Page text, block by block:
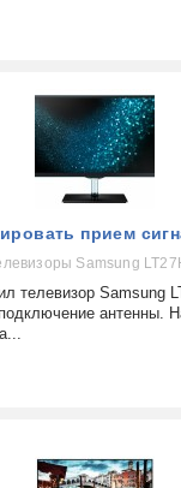
прием
Samsung
телевизор Samsung
антенны.